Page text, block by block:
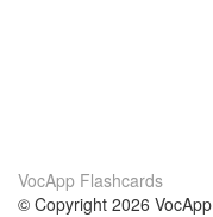
VocApp Flashcards
© Copyright 2026 VocApp